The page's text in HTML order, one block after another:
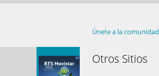
Únete a la comunidad
Otros Sitios